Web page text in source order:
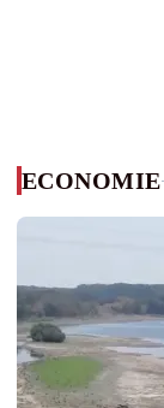
ECONOMIE